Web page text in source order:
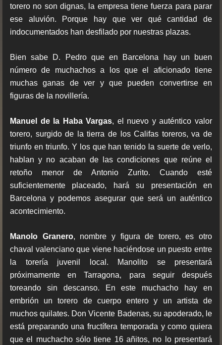
torero no son dignas, la empresa tiene fuerza para parar
ese aluvión. Porque hay que ver qué cantidad de
indocumentados han desfilado por nuestras plazas.
Bien sabe D. Pedro que en Barcelona hay un buen
número de muchachos a los que el aficionado tiene
muchas ganas de ver y que pueden convertirse en
figuras de la novillería.
Manuel de la Haba Vargas, el nuevo y auténtico valor
torero, surgido de la tierra de los Califas toreros, va de
triunfo en triunfo. Y los que han tenido la suerte de verlo,
hablan y no acaban de las condiciones que reúne el
retoño menor de Antonio Zurito. Cuando esté
suficientemente placeado, hará su presentación en
Barcelona y podemos asegurar que será un auténtico
acontecimiento.
Manolo Granero, nombre y figura de torero, es otro
chaval valenciano que viene haciéndose un puesto entre
la torería juvenil local. Manolito se presentará
próximamente en Tarragona, para seguir después
toreando sin descanso. En este muchacho hay en
embrión un torero de cuerpo entero y un artista de
muchos quilates. Don Vicente Badenas, su apoderado, le
está preparando una fructífera temporada y como quiera
que el muchacho sólo tiene 16 añitos, no lo presentará